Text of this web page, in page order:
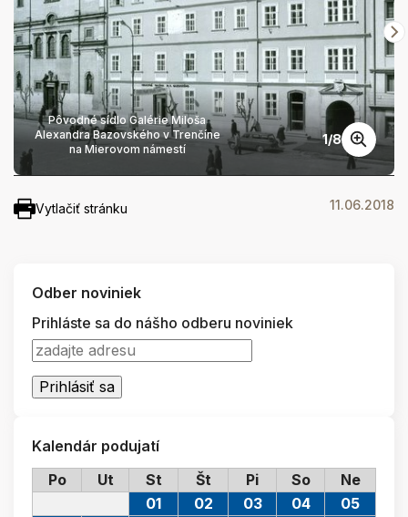
Pôvodné sídlo Galérie Miloša
Alexandra Bazovského v Trenčíne
na Mierovom námestí
1/8
Vytlačiť stránku 11.06.2018
Odber noviniek
Prihláste sa do nášho odberu noviniek
Kalendár podujatí
Po
Ut St Št Pi So Ne
01 02 03 04
05